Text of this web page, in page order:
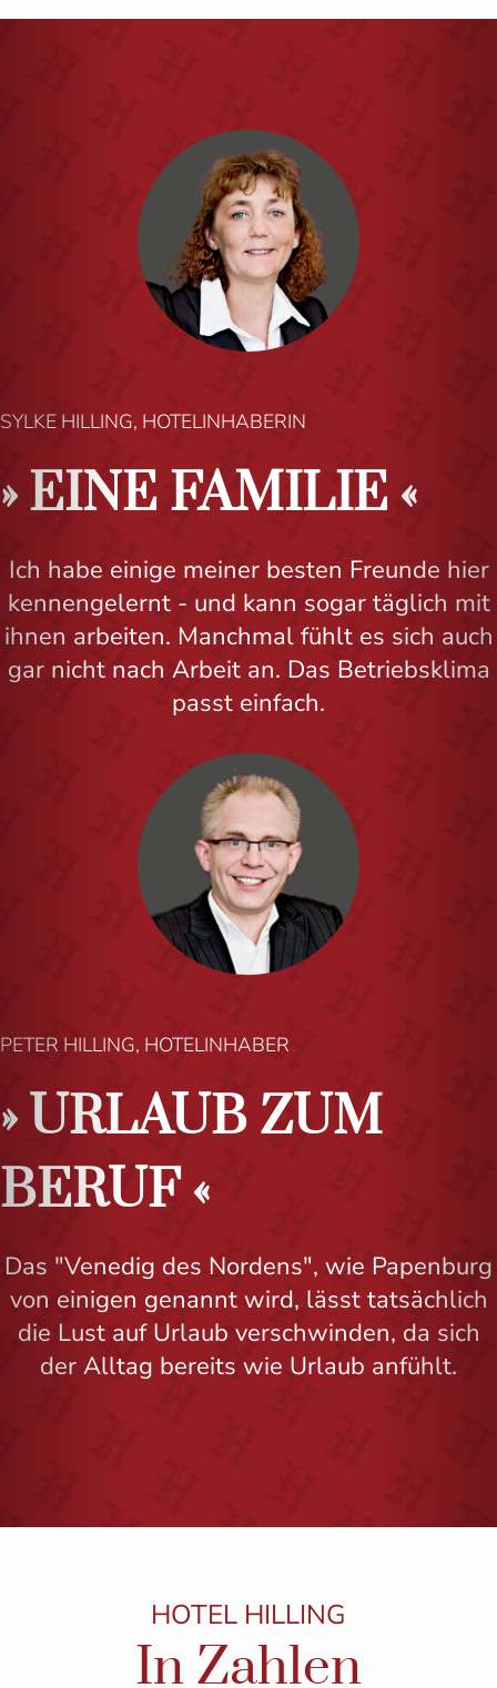
SYLKE HILLING, HOTELINHABERIN
EINE FAMILIE
Ich habe einige meiner besten Freunde hier
kennengelernt - und kann sogar täglich mit
ihnen arbeiten. Manchmal fühlt es sich auch
gar nicht nach Arbeit an. Das Betriebsklima
passt einfach.
PETER HILLING, HOTELINHABER
URLAUB ZUM
BERUF
Das "Venedig des Nordens", wie Papenburg
von einigen genannt wird, lässt tatsächlich
die Lust auf Urlaub verschwinden, da sich
der Alltag bereits wie Urlaub anfühlt.
HOTEL HILLING
In Zahlen